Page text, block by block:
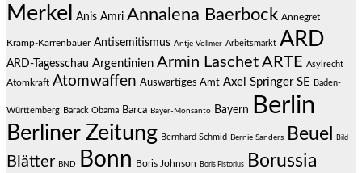
Merkel
Anis Amri Annalena Baerbock Annegret
Kramp-Karrenbauer Antisemitismus Antje Vollmer Arbeitsmarkt ARD
ARD-Tagesschau Argentinien Armin Laschet ARTE Asylrecht
Atomkraft Atomwaffen Auswärtiges Amt Axel Springer SE Baden-
Württemberg Barack Obama Barca Bayer-Monsanto Bayern Berlin
Berliner Zeitung Bernhard Schmid Bernie Sanders Beuel Bild
Blätter BND Bonn Boris Johnson Boris Pistorius
Borussia